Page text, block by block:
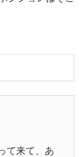
て来て、あ